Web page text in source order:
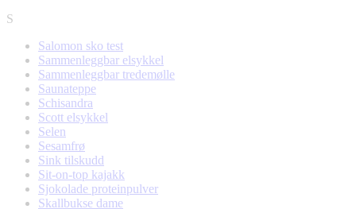
S
Salomon sko test
Sammenleggbar elsykkel
Sammenleggbar tredemølle
Saunateppe
Schisandra
Scott elsykkel
Selen
Sesamfrø
Sink tilskudd
Sit-on-top kajakk
Sjokolade proteinpulver
Skallbukse dame